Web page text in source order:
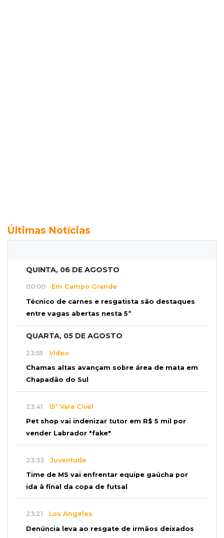
Últimas Notícias
QUINTA, 06 DE AGOSTO
00:00 Em Campo Grande
Técnico de carnes e resgatista são destaques
entre vagas abertas nesta 5ª
QUARTA, 05 DE AGOSTO
23:55 Vídeo
Chamas altas avançam sobre área de mata em
Chapadão do Sul
23:41 15ª Vara Cível
Pet shop vai indenizar tutor em R$ 5 mil por
vender Labrador "fake"
23:33 Juventude
Time de MS vai enfrentar equipe gaúcha por
ida à final da copa de futsal
23:21 Los Angeles
Denúncia leva ao resgate de irmãos deixados